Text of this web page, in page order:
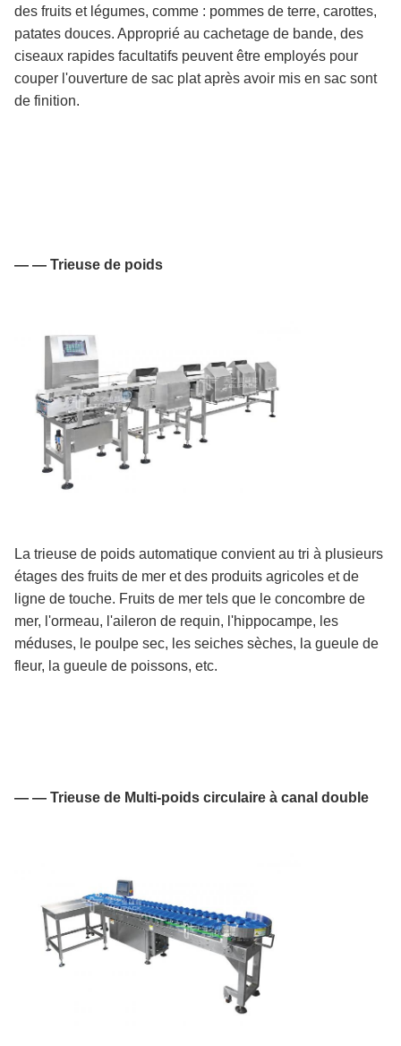
des fruits et légumes, comme : pommes de terre, carottes,
patates douces. Approprié au cachetage de bande, des
ciseaux rapides facultatifs peuvent être employés pour
couper l'ouverture de sac plat après avoir mis en sac sont
de finition.
— — Trieuse de poids
La trieuse de poids automatique convient au tri à plusieurs
étages des fruits de mer et des produits agricoles et de
ligne de touche. Fruits de mer tels que le concombre de
mer, l'ormeau, l'aileron de requin, l'hippocampe, les
méduses, le poulpe sec, les seiches sèches, la gueule de
fleur, la gueule de poissons, etc.
— — Trieuse de Multi-poids circulaire à canal double